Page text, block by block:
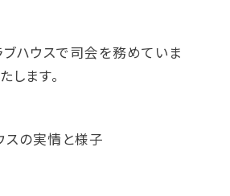
ハウスで司会を務めていま
します。
スの実情と様子